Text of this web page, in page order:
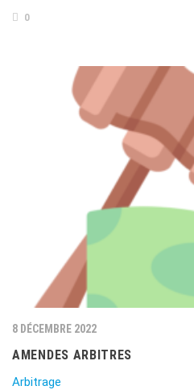
0
8 DÉCEMBRE 2022
AMENDES ARBITRES
Arbitrage